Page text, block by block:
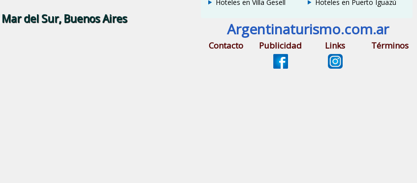
Mar del Sur, Buenos Aires
Hoteles en Villa Gesell
Hoteles en Puerto Iguazú
Argentinaturismo.com.ar
Contacto Publicidad Links Términos